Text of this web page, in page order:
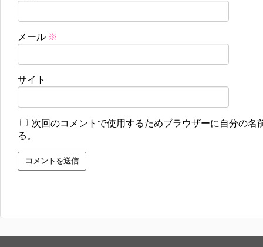
メール ※
サイト
次回のコメントで使用するためブラウザーに自分の名
る。